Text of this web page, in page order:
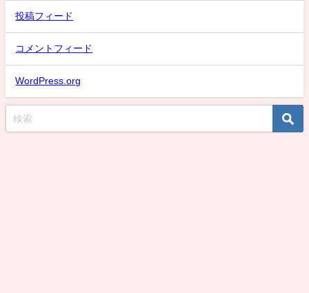
投稿フィード
コメントフィード
WordPress.org